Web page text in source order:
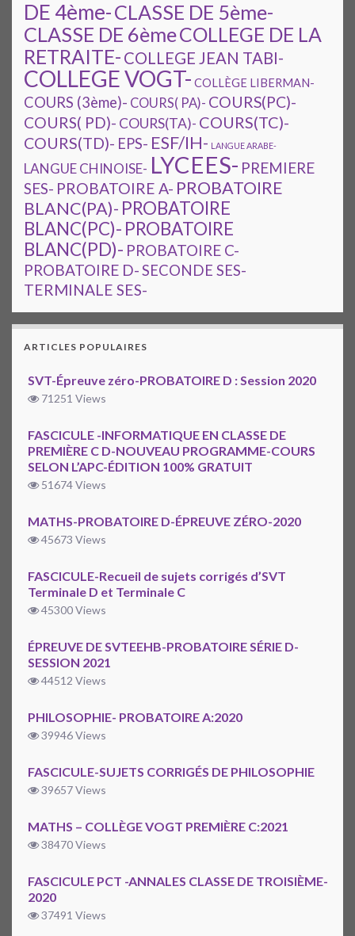
DE 4ème-CLASSE DE 5ème-
CLASSE DE 6èmeCOLLEGE DE LA
RETRAITE- COLLEGE JEAN TABI-
COLLEGE VOGT- COLLÈGE LIBERMAN-
COURS (3ème)- COURS( PA)- COURS(PC)-
COURS( PD)- COURS(TA)- COURS(TC)-
COURS(TD)- EPS- ESF/IH- LANGUE ARABE-
LANGUE CHINOISE- LYCEES- PREMIERE
SES- PROBATOIRE A- PROBATOIRE
BLANC(PA)- PROBATOIRE
BLANC(PC)- PROBATOIRE
BLANC(PD)- PROBATOIRE C-
PROBATOIRE D-SECONDE SES-
TERMINALE SES-
ARTICLES POPULAIRES
SVT-Épreuve zéro-PROBATOIRE D : Session 2020
71251 Views
FASCICULE -INFORMATIQUE EN CLASSE DE
PREMIÈRE C D-NOUVEAU PROGRAMME-COURS
SELON L’APC-ÉDITION 100% GRATUIT
51674 Views
MATHS-PROBATOIRE D-ÉPREUVE ZÉRO-2020
45673 Views
FASCICULE-Recueil de sujets corrigés d’SVT
Terminale D et Terminale C
45300 Views
ÉPREUVE DE SVTEEHB-PROBATOIRE SÉRIE D-
SESSION 2021
44512 Views
PHILOSOPHIE- PROBATOIRE A:2020
39946 Views
FASCICULE-SUJETS CORRIGÉS DE PHILOSOPHIE
39657 Views
MATHS – COLLÈGE VOGT PREMIÈRE C:2021
38470 Views
FASCICULE PCT -ANNALES CLASSE DE TROISIÈME-
2020
37491 Views